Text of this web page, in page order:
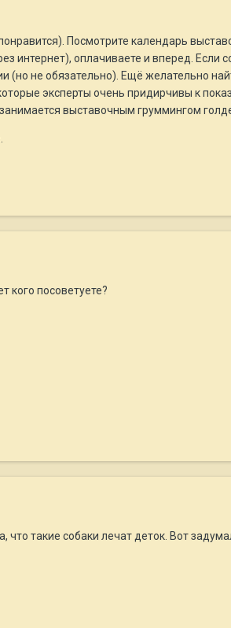
Посмотрите календарь
интернет), оплачиваете и вперед. Если
(но не обязательно). Ещё желательно
эксперты очень придирчивы к
выставочным груммингом
кого посоветуете?
такие собаки лечат деток. Вот